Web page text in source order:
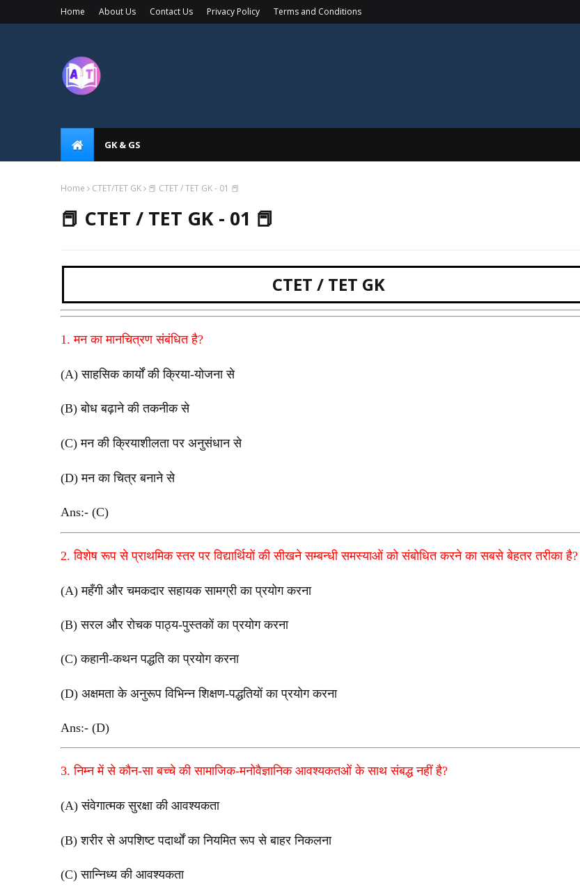
Home About Us Contact Us Privacy Policy Terms and Conditions
GK & GS
Home CTET/TET GK 📕 CTET / TET GK - 01 📕
📕 CTET / TET GK - 01 📕
CTET / TET GK
1. मन का मानचित्रण संबंधित है?
(A) साहसिक कार्यों की क्रिया-योजना से
(B) बोध बढ़ाने की तकनीक से
(C) मन की क्रियाशीलता पर अनुसंधान से
(D) मन का चित्र बनाने से
Ans:- (C)
2. विशेष रूप से प्राथमिक स्तर पर विद्यार्थियों की सीखने सम्बन्धी समस्याओं को संबोधित करने का सबसे बेहतर तरीका है?
(A) महँगी और चमकदार सहायक सामग्री का प्रयोग करना
(B) सरल और रोचक पाठ्य-पुस्तकों का प्रयोग करना
(C) कहानी-कथन पद्धति का प्रयोग करना
(D) अक्षमता के अनुरूप विभिन्न शिक्षण-पद्धतियों का प्रयोग करना
Ans:- (D)
3. निम्न में से कौन-सा बच्चे की सामाजिक-मनोवैज्ञानिक आवश्यकतओं के साथ संबद्ध नहीं है?
(A) संवेगात्मक सुरक्षा की आवश्यकता
(B) शरीर से अपशिष्ट पदार्थों का नियमित रूप से बाहर निकलना
(C) सान्निध्य की आवश्यकता